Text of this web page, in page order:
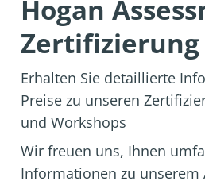
Hogan
Zertifizierung
Erhalten Sie detaillierte
Preise zu unseren
und Workshops
Wir freuen uns, Ihnen
Informationen zu unserem